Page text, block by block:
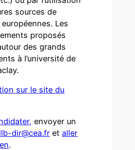
sources de
Les
proposés
des grands
à l’université de
sur le site du
envoyer un
llb-dir@cea.fr etaller
.